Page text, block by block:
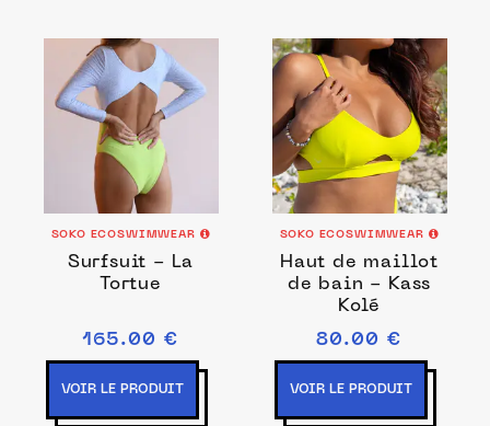
SOKO ECOSWIMWEAR
Surfsuit - La
Tortue
165.00 €
VOIR LE PRODUIT
SOKO ECOSWIMWEAR
Haut de maillot
de bain - Kass
Kolé
80.00 €
VOIR LE PRODUIT